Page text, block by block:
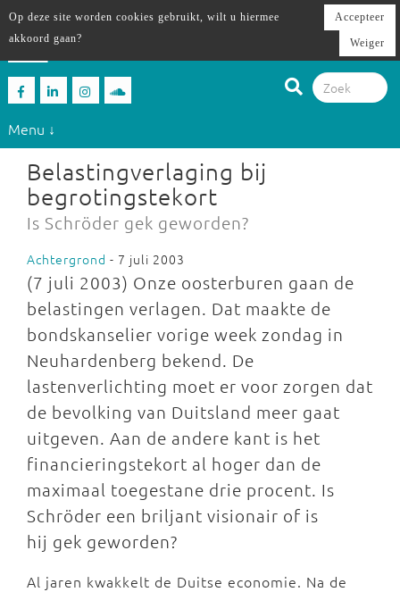
Menu ↓
Belastingverlaging bij
begrotingstekort
Is Schröder gek geworden?
Achtergrond - 7 juli 2003
(7 juli 2003) Onze oosterburen gaan de
belastingen verlagen. Dat maakte de
bondskanselier vorige week zondag in
Neuhardenberg bekend. De
lastenverlichting moet er voor zorgen dat
de bevolking van Duitsland meer gaat
uitgeven. Aan de andere kant is het
financieringstekort al hoger dan de
maximaal toegestane drie procent. Is
Schröder een briljant visionair of is
hij gek geworden?
Al jaren kwakkelt de Duitse economie. Na de
Op deze site worden cookies gebruikt, wilt u hiermee
akkoord gaan?
Accepteer
Weiger